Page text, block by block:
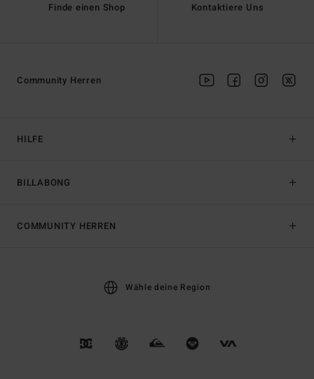
Finde einen Shop Kontaktiere Uns
HILFE
BILLABONG
Community Herren
COMMUNITY HERREN
Wähle deine Region